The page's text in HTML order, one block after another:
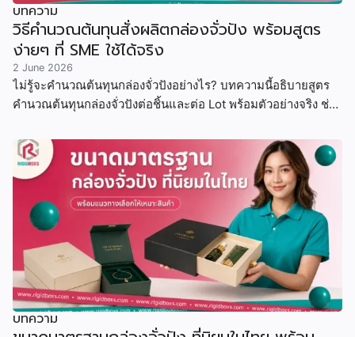
บทความ
วิธีคำนวณต้นทุนสั่งผลิตกล่องจั่วปัง พร้อมสูตร
ง่ายๆ ที่ SME ใช้ได้จริง
2 June 2026
ไม่รู้จะคำนวณต้นทุนกล่องจั่วปังอย่างไร? บทความนี้อธิบายสูตร
คำนวณต้นทุนกล่องจั่วปังต่อชิ้นและต่อ Lot พร้อมตัวอย่างจริง ช่วย
บทความ